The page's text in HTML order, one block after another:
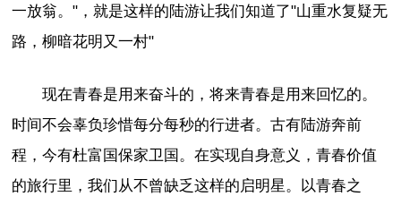
一放翁。"，就是这样的陆游让我们知道了"山重水复疑无
路，柳暗花明又一村"
现在青春是用来奋斗的，将来青春是用来回忆的。
时间不会辜负珍惜每分每秒的行进者。古有陆游奔前
程，今有杜富国保家卫国。在实现自身意义，青春价值
的旅行里，我们从不曾缺乏这样的启明星。以青春之